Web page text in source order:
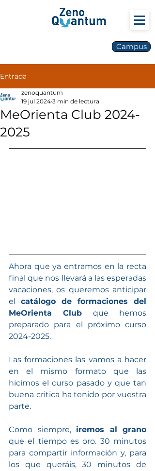
Campus
Entrada
MeOrienta Club 2024-
2025
zenoquantum
19 jul 2024 3 min de lectura
Ahora que ya entramos en la recta
final que nos llevará a las esperadas
vacaciones, os queremos anticipar
el catálogo de formaciones del
MeOrienta Club que hemos
preparado para el próximo curso
2024-2025.
Las formaciones las vamos a hacer
en el mismo formato que las
hicimos el curso pasado y que tan
buena critica ha tenido por vuestra
parte.
Como siempre, iremos al grano
que el tiempo es oro. 30 minutos
para compartir información y, para
los que queráis, 30 minutos de